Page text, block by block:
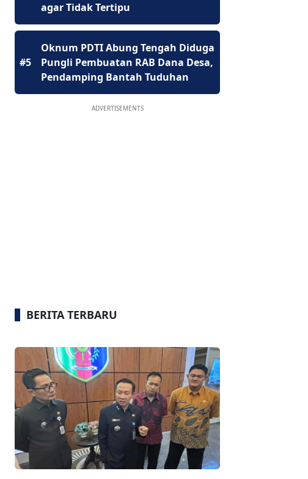
agar Tidak Tertipu
#5
Oknum PDTI Abung Tengah Diduga
Pungli Pembuatan RAB Dana Desa,
Pendamping Bantah Tuduhan
ADVERTISEMENTS
BERITA TERBARU